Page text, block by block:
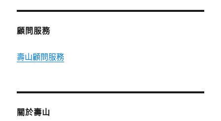
顧問服務
壽山顧問服務
關於壽山